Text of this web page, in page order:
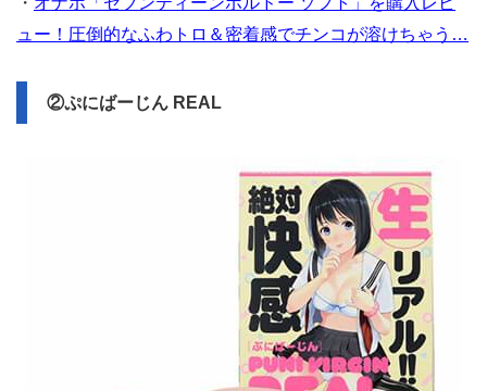
ュー！圧倒的なふわトロ＆密着感でチンコが溶けちゃう…
②ぷにばーじん REAL